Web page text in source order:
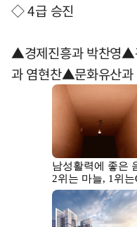
◇ 4급 승진
▲경제진흥과 박찬영▲
과 염현찬▲문화유산과